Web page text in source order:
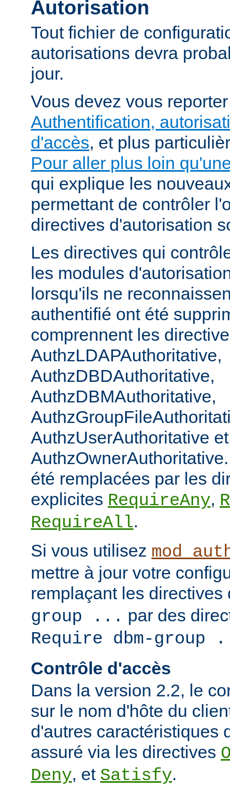
Autorisation
Tout fichier de
autorisations devra
jour.
Vous devez vous
Authentification,
d'accès, et plus
Pour aller plus loin
qui explique les
permettant de contrôler
directives d'autorisation
Les directives qui
les modules
lorsqu'ils ne
authentifié ont été
comprennent les
AuthzLDAPAuthoritative,
AuthzDBDAuthoritative,
AuthzDBMAuthoritative,
AuthzUserAuthoritative et
été remplacées par les
explicites RequireAny,
RequireAll.
Si vous utilisez
mettre à jour votre
remplaçant les
group ... par des
Require dbm-group
Contrôle d'accès
Dans la version 2.2, le
sur le nom d'hôte du
d'autres caractéristiques
assuré via les directives
Deny, et Satisfy.